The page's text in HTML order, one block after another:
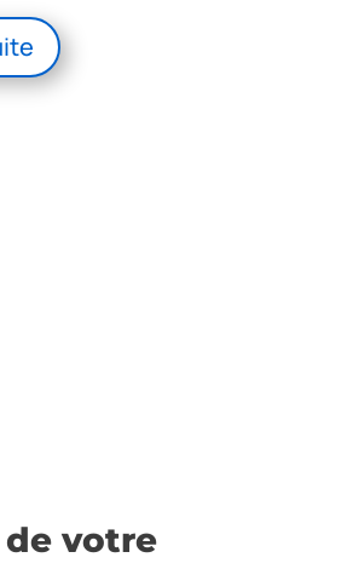
de votre